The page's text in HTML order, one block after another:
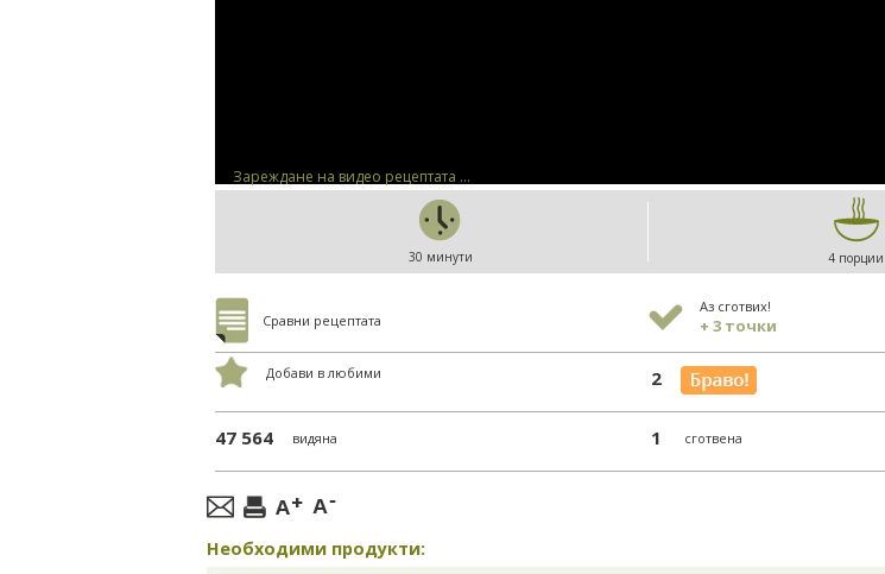
Зареждане на видео рецептата ...
30 минути 4 порции
Сравни рецептата
Аз сготвих!
+ 3 точки
Добави в любими 2
47 564 видяна 1 сготвена
Необходими продукти: